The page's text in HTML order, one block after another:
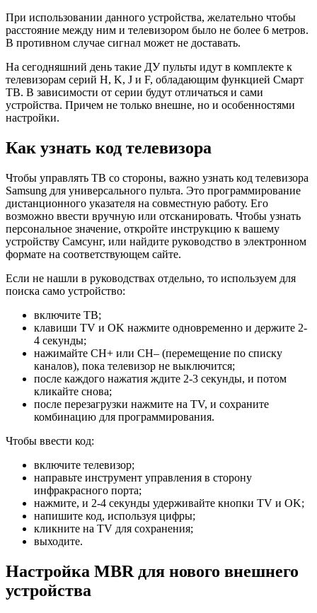
При использовании данного устройства, желательно чтобы
расстояние между ним и телевизором было не более 6 метров.
В противном случае сигнал может не доставать.
На сегодняшний день такие ДУ пульты идут в комплекте к
телевизорам серий H, K, J и F, обладающим функцией Смарт
ТВ. В зависимости от серии будут отличаться и сами
устройства. Причем не только внешне, но и особенностями
настройки.
Как узнать код телевизора
Чтобы управлять ТВ со стороны, важно узнать код телевизора
Samsung для универсального пульта. Это программирование
дистанционного указателя на совместную работу. Его
возможно ввести вручную или отсканировать. Чтобы узнать
персональное значение, откройте инструкцию к вашему
устройству Самсунг, или найдите руководство в электронном
формате на соответствующем сайте.
Если не нашли в руководствах отдельно, то используем для
поиска само устройство:
включите ТВ;
клавиши TV и OK нажмите одновременно и держите 2-
4 секунды;
нажимайте CH+ или CH– (перемещение по списку
каналов), пока телевизор не выключится;
после каждого нажатия ждите 2-3 секунды, и потом
кликайте снова;
после перезагрузки нажмите на TV, и сохраните
комбинацию для программирования.
Чтобы ввести код:
включите телевизор;
направьте инструмент управления в сторону
инфракрасного порта;
нажмите, и 2-4 секунды удерживайте кнопки TV и OK;
напишите код, используя цифры;
кликните на TV для сохранения;
выходите.
Настройка MBR для нового внешнего
устройства